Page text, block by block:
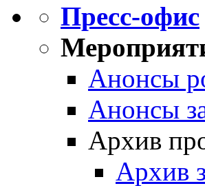
Пресс-офис
Анонсы
Анонсы
Архив
Архив